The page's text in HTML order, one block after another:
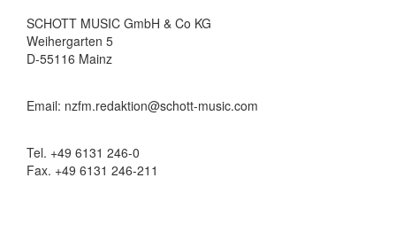
SCHOTT MUSIC GmbH & Co KG
Weihergarten 5
D-55116 Mainz
Email: nzfm.redaktion@schott-music.com
Tel. +49 6131 246-0
Fax. +49 6131 246-211